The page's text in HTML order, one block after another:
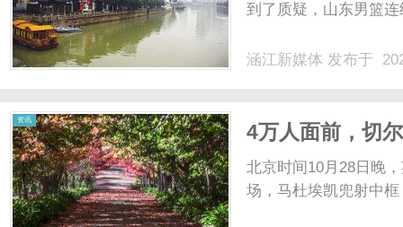
到了质疑，山东男篮
涵江新媒体 发布于
资讯
4万人面前，切
球，跌出前10
北京时间10月28日晚
场，马杜埃凯兜射中